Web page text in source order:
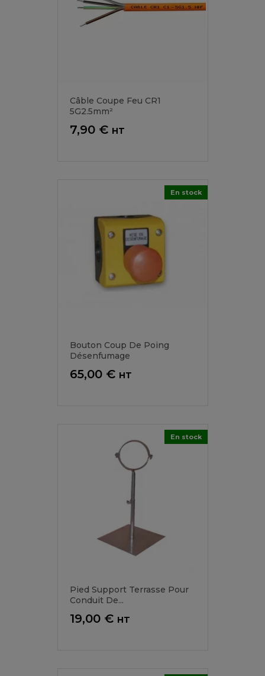
Câble Coupe Feu CR1
5G2.5mm²
Prix
7,90 € HT
Bouton Coup De Poing
Désenfumage
Prix
65,00 € HT
En stock
Pied Support Terrasse Pour
Conduit De...
Prix
19,00 € HT
En stock